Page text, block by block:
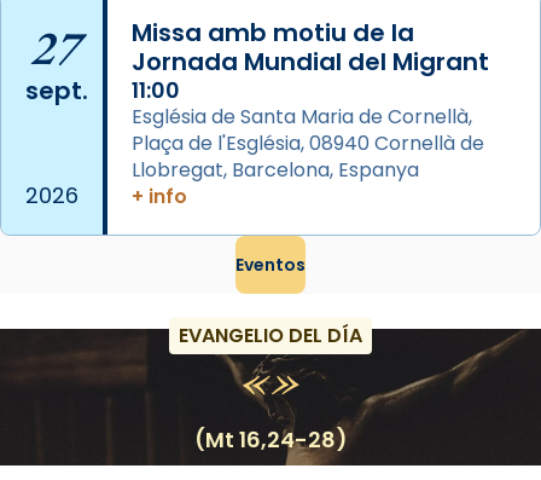
que les santes són filles de l’antiga Iluro.
Mataró en reivindicarà les relíq
...Ver más
View on Facebook · Share
27
sept.
2026
Missa amb motiu de la
Jornada Mundial del Migrant
11:00
Església de Santa Maria de Cornellà,
Plaça de l'Església, 08940 Cornellà de
Llobregat, Barcelona, Espanya
+ info
Eventos
EVANGELIO DEL DÍA
(Mt 16,24-28)